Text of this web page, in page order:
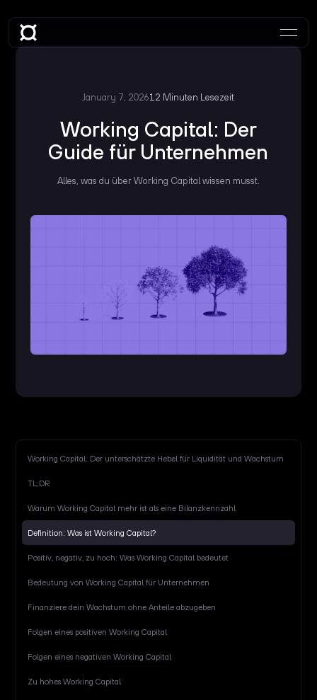
January 7, 202612 Minuten Lesezeit
Working Capital: Der
Guide für Unternehmen
Alles, was du über Working Capital wissen musst.
Working Capital: Der unterschätzte Hebel für Liquidität und Wachstum
TL;DR
Warum Working Capital mehr ist als eine Bilanzkennzahl
Definition: Was ist Working Capital?
Positiv, negativ, zu hoch: Was Working Capital bedeutet
Bedeutung von Working Capital für Unternehmen
Finanziere dein Wachstum ohne Anteile abzugeben
Folgen eines positiven Working Capital
Folgen eines negativen Working Capital
Zu hohes Working Capital